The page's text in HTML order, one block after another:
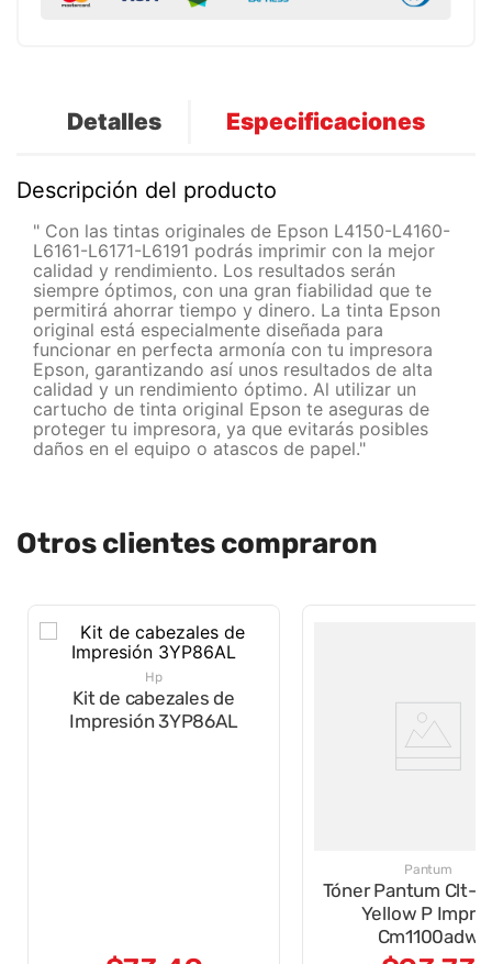
Detalles Especificaciones
Descripción del producto
" Con las tintas originales de Epson L4150-L4160-
L6161-L6171-L6191 podrás imprimir con la mejor
calidad y rendimiento. Los resultados serán
siempre óptimos, con una gran fiabilidad que te
permitirá ahorrar tiempo y dinero. La tinta Epson
original está especialmente diseñada para
funcionar en perfecta armonía con tu impresora
Epson, garantizando así unos resultados de alta
calidad y un rendimiento óptimo. Al utilizar un
cartucho de tinta original Epson te aseguras de
proteger tu impresora, ya que evitarás posibles
daños en el equipo o atascos de papel."
Otros clientes compraron
Hp
Kit de cabezales de
Impresión 3YP86AL
Tóner Pantum Clt-
Yellow P
Cm1100adw